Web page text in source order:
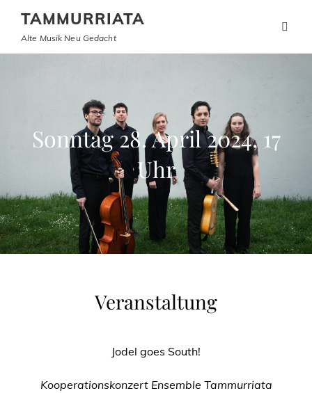
TAMMURRIATA
Alte Musik Neu Gedacht
Sonntag 28. April 2024, 17
Uhr
Veranstaltung
Jodel goes South!
Kooperationskonzert Ensemble Tammurriata